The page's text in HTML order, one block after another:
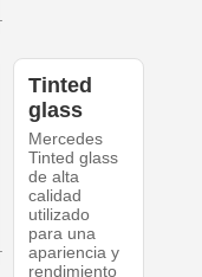
Tinted
glass
Mercedes
Tinted glass
de alta
calidad
utilizado
para una
apariencia y
rendimiento